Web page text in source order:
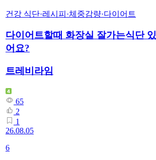
건강 식단·레시피 ·체중감량·다이어트
다이어트할때 화장실 잘가는식단 있
어요?
트레비라임
65
2
1
26.08.05
6